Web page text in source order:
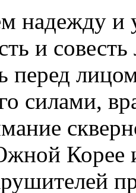
надежду и
и
перед
силами,
Корее